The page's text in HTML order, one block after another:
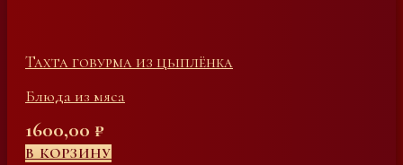
Тахта говурма из цыплёнка
Блюда из мяса
1600,00 ₽
В КОРЗИНУ